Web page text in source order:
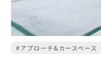
#アプローチ&カースペース